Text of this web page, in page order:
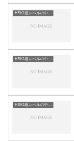
HSK1級レベルの中国語